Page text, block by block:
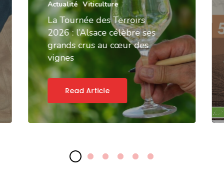
Actualité Viticulture
La Tournée des Terroirs
2026 : l’Alsace célèbre ses
grands crus au cœur des
vignes
Read Article